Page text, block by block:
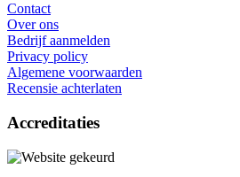
Contact
Over ons
Bedrijf aanmelden
Privacy policy
Algemene voorwaarden
Recensie achterlaten
Accreditaties